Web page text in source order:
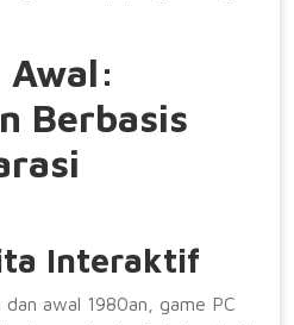
Awal:
Berbasis
Interaktif
awal 1980an, game PC